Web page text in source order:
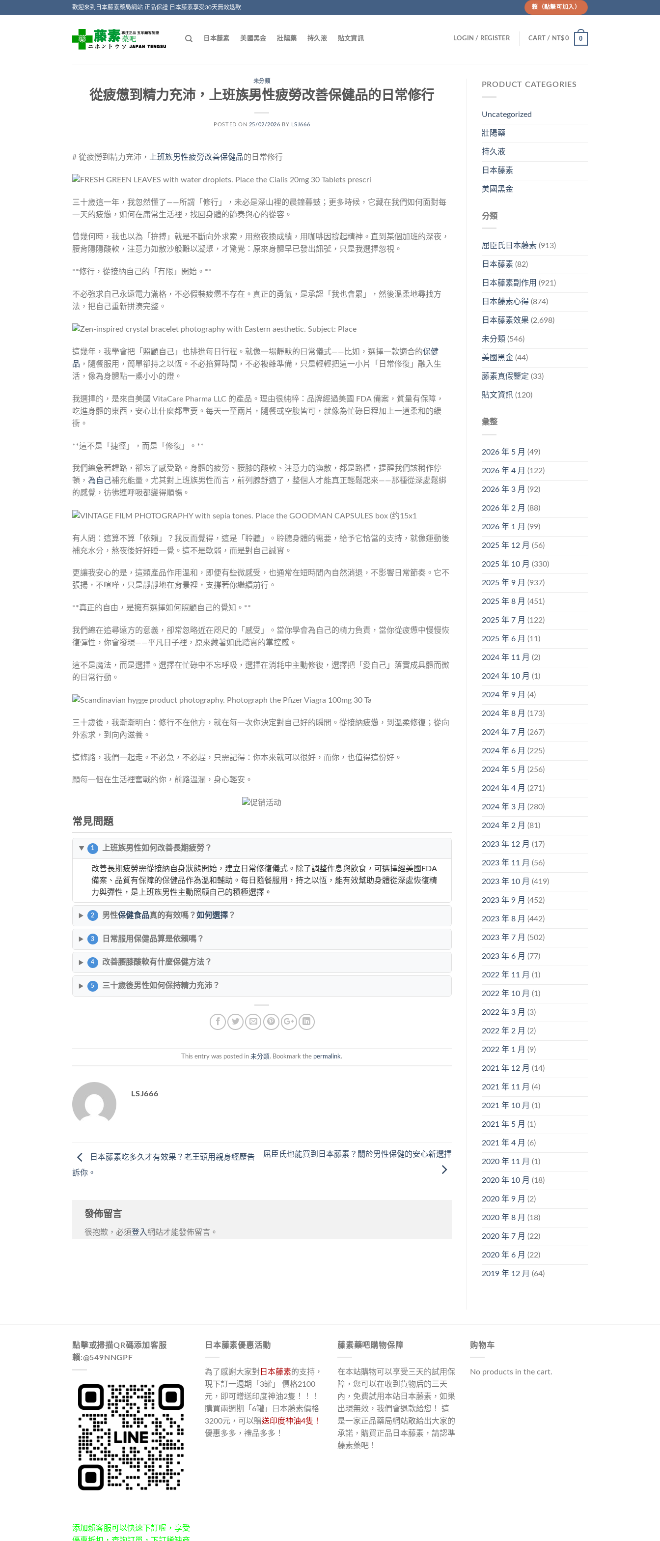
歡迎來到日本藤素藥局網站 正品保證 日本藤素享受30天無效退款 賴（點擊可加入）
日本藤素 美國黑金 壯陽藥 持久液 貼文資訊 LOGIN / REGISTER CART / NT$0 0
未分類
從疲憊到精力充沛，上班族男性疲勞改善保健品的日常修行
POSTED ON 25/02/2026 BY LSJ666
# 從疲憦到精力充沛， 上班族男性疲勞改善保健品的日常修行
三十歲這一年，我忽然懂了——所謂「修行」，未必是深山裡的晨鐘暮鼓；更多時候，它藏在我們如何面對每
一天的疲憊，如何在庸常生活裡，找回身體的節奏與心的從容。
曾幾何時，我也以為「拚搏」就是不斷向外求索，用熬夜換成績，用咖啡因撐起精神。直到某個加班的深夜，
腰背隱隱酸軟，注意力如散沙般難以凝聚，才驚覺：原來身體早已發出訊號，只是我選擇忽視。
**修行，從接納自己的「有限」開始。**
不必強求自己永遠電力滿格，不必假裝疲憊不存在。真正的勇氣，是承認「我也會累」，然後溫柔地尋找方
法，把自己重新拼湊完整。
這幾年，我學會把「照顧自己」也排進每日行程。就像一場靜默的日常儀式——比如，選擇一款適合的保健
品 ，隨餐服用，簡單卻持之以恆。不必掐算時間，不必複雜準備，只是輕輕把這一小片「日常修復」融入生
活，像為身體點一盞小小的燈。
我選擇的，是來自美國 VitaCare Pharma LLC 的產品。理由很純粹：品牌經過美國 FDA 備案，質量有保障，
吃進身體的東西，安心比什麼都重要。每天一至兩片，隨餐或空腹皆可，就像為忙碌日程加上一道柔和的緩
衝。
**這不是「捷徑」，而是「修復」。**
我們總急著趕路，卻忘了感受路。身體的疲勞、腰膝的酸軟、注意力的渙散，都是路標，提醒我們該稍作停
頓， 為自己補充能量。尤其對上班族男性而言，前列腺舒適了，整個人才能真正輕鬆起來——那種從深處鬆綁
的感覺，彷彿連呼吸都變得順暢。
有人問：這算不算「依賴」？我反而覺得，這是「聆聽」。聆聽身體的需要，給予它恰當的支持，就像運動後
補充水分，熬夜後好好睡一覺。這不是軟弱，而是對自己誠實。
更讓我安心的是，這類產品作用溫和，即便有些微感受，也通常在短時間內自然消退，不影響日常節奏。它不
張揚，不喧嘩，只是靜靜地在背景裡，支撐著你繼續前行。
**真正的自由，是擁有選擇如何照顧自己的覺知。**
我們總在追尋遠方的意義，卻常忽略近在咫尺的「感受」。當你學會為自己的精力負責，當你從疲憊中慢慢恢
復彈性，你會發現——平凡日子裡，原來藏著如此踏實的掌控感。
這不是魔法，而是選擇。選擇在忙碌中不忘呼吸，選擇在消耗中主動修復，選擇把「愛自己」落實成具體而微
的日常行動。
三十歲後，我漸漸明白：修行不在他方，就在每一次你決定對自己好的瞬間。從接納疲憊，到溫柔修復；從向
外索求，到向內滋養。
這條路，我們一起走。不必急，不必趕，只需記得：你本來就可以很好，而你，也值得這份好。
願每一個在生活裡奮戰的你，前路溫瀾，身心輕安。
常見問題
1 上班族男性如何改善長期疲勞？
改善長期疲勞需從接納自身狀態開始，建立日常修復儀式。除了調整作息與飲食，可選擇經美國FDA
備案、品質有保障的保健品作為溫和輔助。每日隨餐服用，持之以恆，能有效幫助身體從深處恢復精
力與彈性，是上班族男性主動照顧自己的積極選擇。
2 男性保健食品真的有效嗎？如何選擇？
3 日常服用保健品算是依賴嗎？
4 改善腰膝酸軟有什麼保健方法？
5 三十歲後男性如何保持精力充沛？
This entry was posted in未分類. Bookmark the permalink.
LSJ666
日本藤素吃多久才有效果？老王頭用親身經歷告
訴你。
屈臣氏也能買到日本藤素？關於男性保健的安心新選擇
發佈留言
很抱歉，必須登入網站才能發佈留言。
PRODUCT CATEGORIES
Uncategorized
壯陽藥
持久液
日本藤素
美國黑金
分類
屈臣氏日本藤素(913)
日本藤素(82)
日本藤素副作用 (921)
日本藤素心得(874)
日本藤素效果 (2,698)
未分類 (546)
美國黑金(44)
藤素真假鑒定 (33)
貼文資訊(120)
彙整
2026 年 5 月 (49)
2026 年 4 月 (122)
2026 年 3 月 (92)
2026 年 2 月 (88)
2026 年 1 月 (99)
2025 年 12 月 (56)
2025 年 10 月 (330)
2025 年 9 月 (937)
2025 年 8 月 (451)
2025 年 7 月 (122)
2025 年 6 月 (11)
2024 年 11 月 (2)
2024 年 10 月 (1)
2024 年 9 月 (4)
2024 年 8 月 (173)
2024 年 7 月 (267)
2024 年 6 月 (225)
2024 年 5 月 (256)
2024 年 4 月 (271)
2024 年 3 月 (280)
2024 年 2 月 (81)
2023 年 12 月 (17)
2023 年 11 月 (56)
2023 年 10 月 (419)
2023 年 9 月 (452)
2023 年 8 月 (442)
2023 年 7 月 (502)
2023 年 6 月 (77)
2022 年 11 月 (1)
2022 年 10 月 (1)
2022 年 3 月 (3)
2022 年 2 月 (2)
2022 年 1 月 (9)
2021 年 12 月 (14)
2021 年 11 月 (4)
2021 年 10 月 (1)
2021 年 5 月 (1)
2021 年 4 月 (6)
2020 年 11 月 (1)
2020 年 10 月 (18)
2020 年 9 月 (2)
2020 年 8 月 (18)
2020 年 7 月 (22)
2020 年 6 月 (22)
2019 年 12 月 (64)
點擊或掃描QR碼添加客服
賴:@549NNGPF
添加賴客服可以快速下訂喔，享受
日本藤素優惠活動
為了感謝大家對 日本藤素的支持，
現下訂一週期「3罐」 價格2100
元，即可贈送印度神油2隻！！！
購買兩週期「6罐」日本藤素價格
3200元，可以贈送印度神油4隻！
優惠多多，禮品多多！
藤素藥吧購物保障
在本站購物可以享受三天的試用保
障，您可以在收到貨物后的三天
內，免費試用本站日本藤素，如果
出現無效，我們會退款給您！ 這
是一家正品藥局網站敢給出大家的
承諾，購買正品日本藤素，請認準
藤素藥吧！
购物车
No products in the cart.